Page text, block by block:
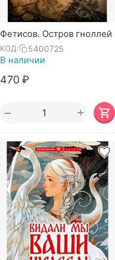
Фетисов. Остров гноллей
КОД: 5400725
В наличии
‍470‍₽
+
−